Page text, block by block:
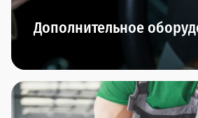
Дополнительное
В автосалонах сети Прагматика
дополнительное оборудование по
направлениям: охранные
автомобиля, интерьер, комфорт,
тюнинг, экстерьер.